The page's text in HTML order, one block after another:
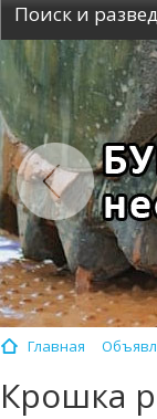
Поиск и
Главная
Крошка